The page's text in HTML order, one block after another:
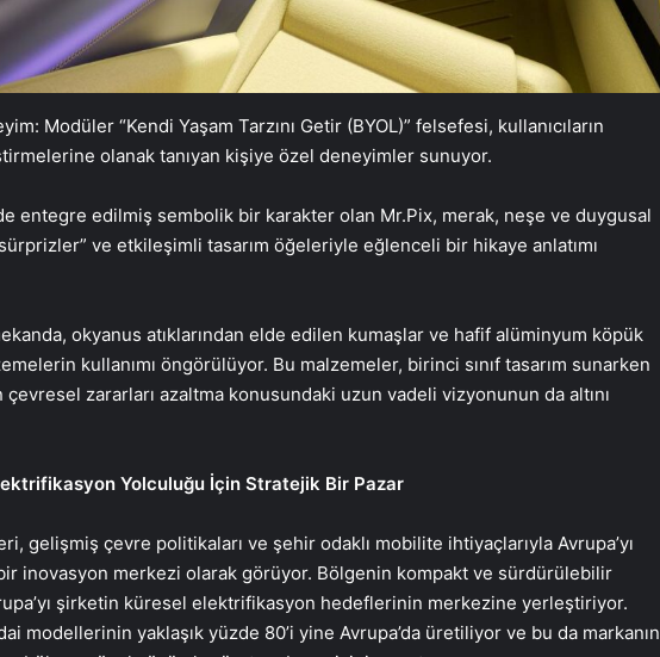
Modüler “Kendi Yaşam Tarzını Getir (BYOL)” felsefesi, kullanıcıların
olanak tanıyan kişiye özel deneyimler sunuyor.
entegre edilmiş sembolik bir karakter olan Mr.Pix, merak, neşe ve duygusal
ve etkileşimli tasarım öğeleriyle eğlenceli bir hikaye anlatımı
okyanus atıklarından elde edilen kumaşlar ve hafif alüminyum köpük
kullanımı öngörülüyor. Bu malzemeler, birinci sınıf tasarım sunarken
çevresel zararları azaltma konusundaki uzun vadeli vizyonunun da altını
Yolculuğu İçin Stratejik Bir Pazar
gelişmiş çevre politikaları ve şehir odaklı mobilite ihtiyaçlarıyla Avrupa’yı
inovasyon merkezi olarak görüyor. Bölgenin kompakt ve sürdürülebilir
şirketin küresel elektrifikasyon hedeflerinin merkezine yerleştiriyor.
modellerinin yaklaşık yüzde 80’i yine Avrupa’da üretiliyor ve bu da markanın